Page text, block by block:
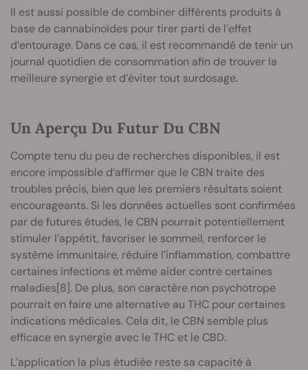
Il est aussi possible de combiner différents produits à
base de cannabinoïdes pour tirer parti de l’effet
d’entourage. Dans ce cas, il est recommandé de tenir un
journal quotidien de consommation afin de trouver la
meilleure synergie et d’éviter tout surdosage.
Un Aperçu Du Futur Du CBN
Compte tenu du peu de recherches disponibles, il est
encore impossible d’affirmer que le CBN traite des
troubles précis, bien que les premiers résultats soient
encourageants. Si les données actuelles sont confirmées
par de futures études, le CBN pourrait potentiellement
stimuler l’appétit, favoriser le sommeil, renforcer le
système immunitaire, réduire l’inflammation, combattre
certaines infections et même aider contre certaines
maladies[8]. De plus, son caractère non psychotrope
pourrait en faire une alternative au THC pour certaines
indications médicales. Cela dit, le CBN semble plus
efficace en synergie avec le THC et le CBD.
L’application la plus étudiée reste sa capacité à